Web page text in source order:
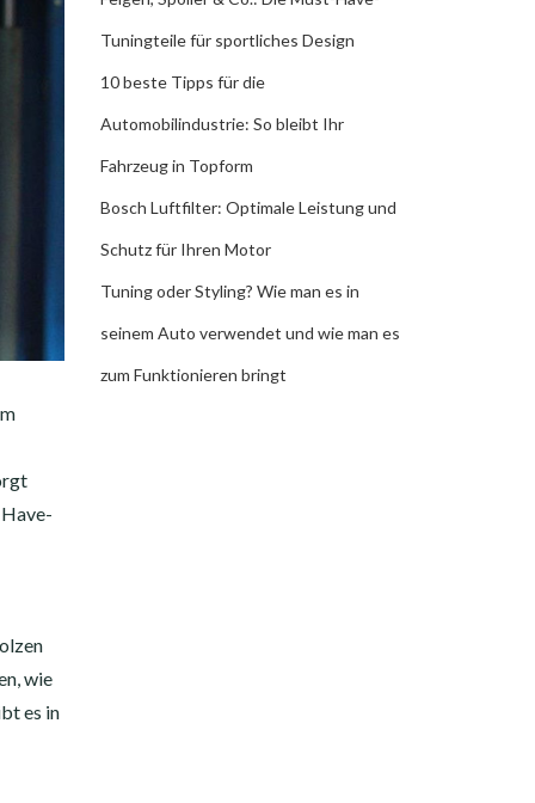
wie
es in
Tuningteile für sportliches Design
10 beste Tipps für die
Automobilindustrie: So bleibt Ihr
Fahrzeug in Topform
Bosch Luftfilter: Optimale Leistung und
Schutz für Ihren Motor
Tuning oder Styling? Wie man es in
seinem Auto verwendet und wie man es
zum Funktionieren bringt